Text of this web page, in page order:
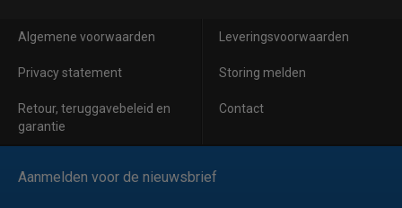
Algemene voorwaarden Leveringsvoorwaarden
Privacy statement Storing melden
Retour, teruggavebeleid en
garantie
Contact
Aanmelden voor de nieuwsbrief